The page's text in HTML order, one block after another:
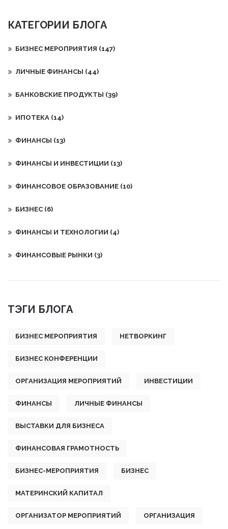
КАТЕГОРИИ БЛОГА
БИЗНЕС МЕРОПРИЯТИЯ (147)
ЛИЧНЫЕ ФИНАНСЫ (44)
БАНКОВСКИЕ ПРОДУКТЫ (39)
ИПОТЕКА (14)
ФИНАНСЫ (13)
ФИНАНСЫ И ИНВЕСТИЦИИ (13)
ФИНАНСОВОЕ ОБРАЗОВАНИЕ (10)
БИЗНЕС (6)
ФИНАНСЫ И ТЕХНОЛОГИИ (4)
ФИНАНСОВЫЕ РЫНКИ (3)
ТЭГИ БЛОГА
БИЗНЕС МЕРОПРИЯТИЯ НЕТВОРКИНГ
БИЗНЕС КОНФЕРЕНЦИИ
ОРГАНИЗАЦИЯ МЕРОПРИЯТИЙ ИНВЕСТИЦИИ
ФИНАНСЫ ЛИЧНЫЕ ФИНАНСЫ
ВЫСТАВКИ ДЛЯ БИЗНЕСА
ФИНАНСОВАЯ ГРАМОТНОСТЬ
БИЗНЕС-МЕРОПРИЯТИЯ БИЗНЕС
МАТЕРИНСКИЙ КАПИТАЛ
ОРГАНИЗАТОР МЕРОПРИЯТИЙ ОРГАНИЗАЦИЯ